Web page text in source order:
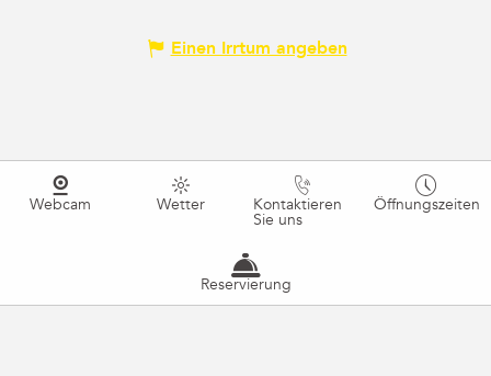
Einen Irrtum angeben
Webcam Wetter Kontaktieren
Sie uns
Öffnungszeiten
Reservierung